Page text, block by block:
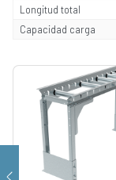
Longitud total
Capacidad carga